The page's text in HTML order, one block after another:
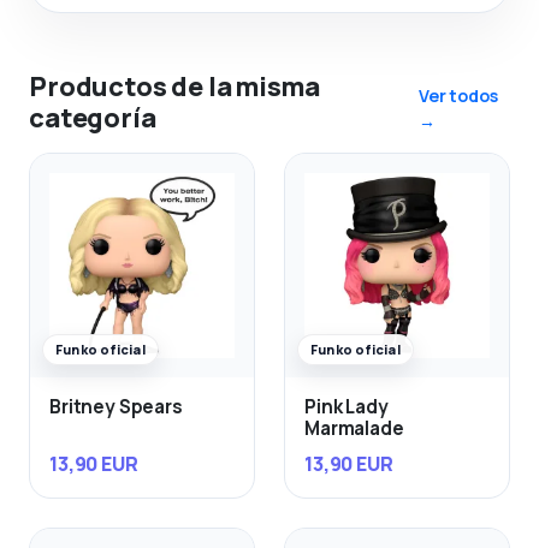
Productos de la misma
categoría
Ver todos
→
Funko oficial
Britney Spears
13,90 EUR
Funko oficial
Pink Lady
Marmalade
13,90 EUR